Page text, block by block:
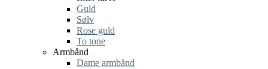
Guld
Sølv
Rose guld
To tone
Armbånd
Dame armbånd